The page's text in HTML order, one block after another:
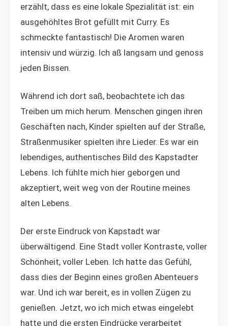
erzählt, dass es eine lokale Spezialität ist: ein
ausgehöhltes Brot gefüllt mit Curry. Es
schmeckte fantastisch! Die Aromen waren
intensiv und würzig. Ich aß langsam und genoss
jeden Bissen.
Während ich dort saß, beobachtete ich das
Treiben um mich herum. Menschen gingen ihren
Geschäften nach, Kinder spielten auf der Straße,
Straßenmusiker spielten ihre Lieder. Es war ein
lebendiges, authentisches Bild des Kapstadter
Lebens. Ich fühlte mich hier geborgen und
akzeptiert, weit weg von der Routine meines
alten Lebens.
Der erste Eindruck von Kapstadt war
überwältigend. Eine Stadt voller Kontraste, voller
Schönheit, voller Leben. Ich hatte das Gefühl,
dass dies der Beginn eines großen Abenteuers
war. Und ich war bereit, es in vollen Zügen zu
genießen. Jetzt, wo ich mich etwas eingelebt
hatte und die ersten Eindrücke verarbeitet